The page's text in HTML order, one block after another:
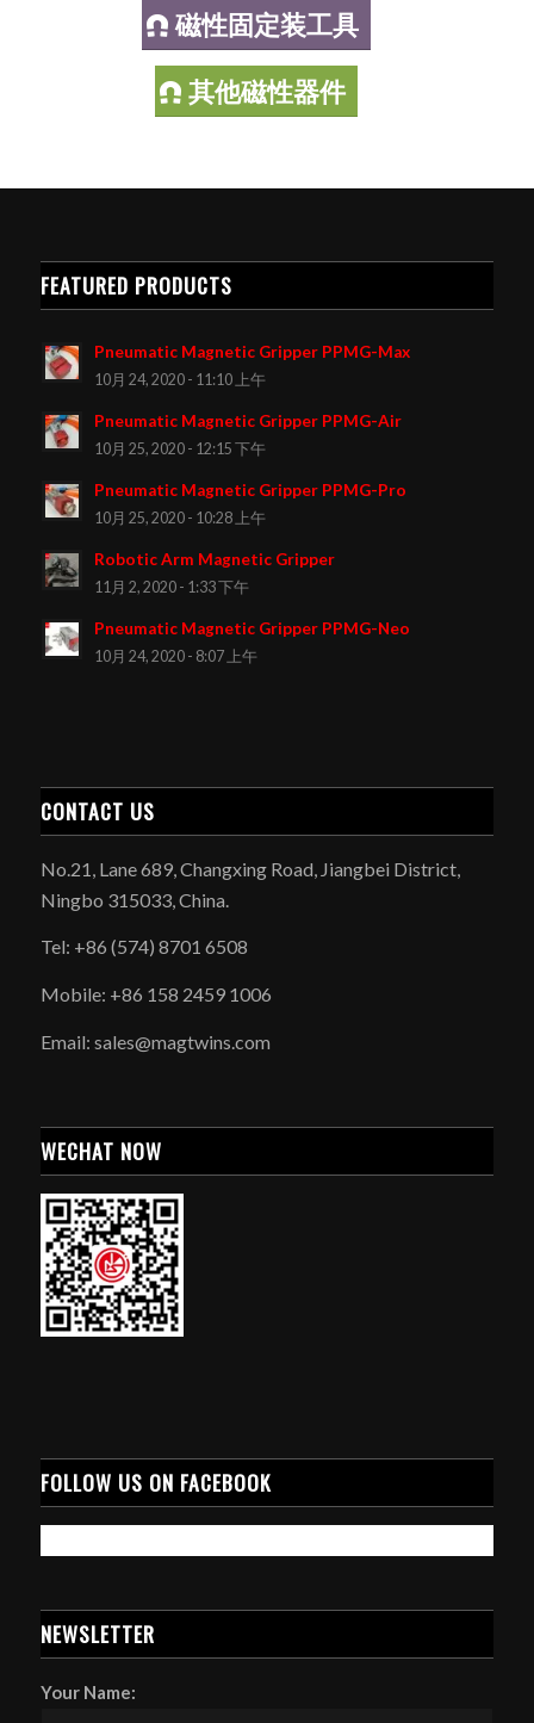
磁性固定装工具
其他磁性器件
FEATURED PRODUCTS
Pneumatic Magnetic Gripper PPMG-Max
10月 24, 2020 - 11:10 上午
Pneumatic Magnetic Gripper PPMG-Air
10月 25, 2020 - 12:15 下午
Pneumatic Magnetic Gripper PPMG-Pro
10月 25, 2020 - 10:28 上午
Robotic Arm Magnetic Gripper
11月 2, 2020 - 1:33 下午
Pneumatic Magnetic Gripper PPMG-Neo
10月 24, 2020 - 8:07 上午
CONTACT US
No.21, Lane 689, Changxing Road, Jiangbei District,
Ningbo 315033, China.
Tel: +86 (574) 8701 6508
Mobile: +86 158 2459 1006
Email: sales@magtwins.com
WECHAT NOW
FOLLOW US ON FACEBOOK
NEWSLETTER
Your Name: